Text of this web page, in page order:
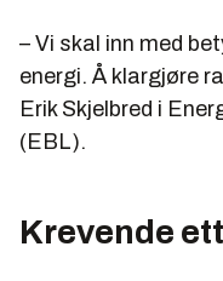
– Vi skal inn med
energi. Å klargjøre
Erik Skjelbred i
(EBL).
Krevende